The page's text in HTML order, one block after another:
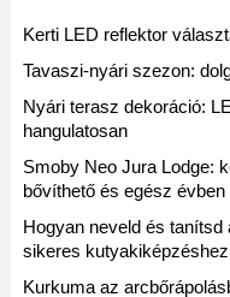
Kerti LED reflektor
Tavaszi-nyári szezon:
Nyári terasz dekoráció:
hangulatosan
Smoby Neo Jura Lodge:
bővíthető és egész
Hogyan neveld és
sikeres kutyakiképzéshez
Kurkuma az